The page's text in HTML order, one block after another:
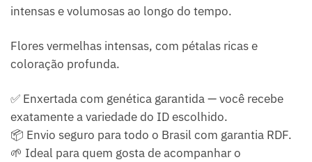
intensas e volumosas ao longo do tempo.
Flores vermelhas intensas, com pétalas ricas e
coloração profunda.
✅ Enxertada com genética garantida — você recebe
exatamente a variedade do ID escolhido.
📦 Envio seguro para todo o Brasil com garantia RDF.
🌱 Ideal para quem gosta de acompanhar o